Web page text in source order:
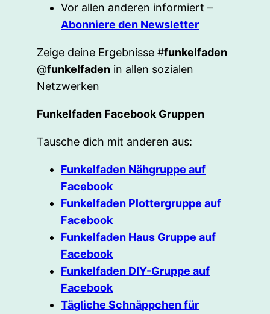
Vor allen anderen informiert –
Abonniere den Newsletter
Zeige deine Ergebnisse #funkelfaden
@funkelfaden in allen sozialen
Netzwerken
Funkelfaden Facebook Gruppen
Tausche dich mit anderen aus:
Funkelfaden Nähgruppe auf
Facebook
Funkelfaden Plottergruppe auf
Facebook
Funkelfaden Haus Gruppe auf
Facebook
Funkelfaden DIY-Gruppe auf
Facebook
Tägliche Schnäppchen für